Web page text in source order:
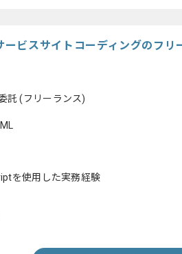
ービスサイトコーディングのフリ
託(フリーランス)
を使用した実務経験